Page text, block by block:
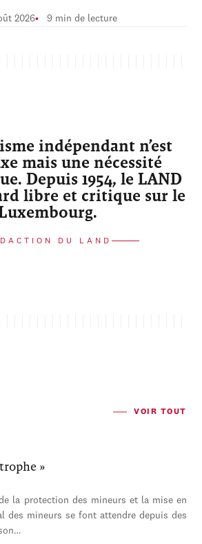
2026 9 min de lecture
indépendant n’est
mais une nécessité
Depuis 1954, le LAND
libre et critique sur le
DU LAND
VOIR TOUT
»
la protection des mineurs et la mise en
des mineurs se font attendre depuis des